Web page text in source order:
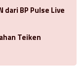
dari BP Pulse Live
Teiken